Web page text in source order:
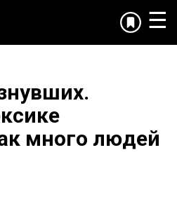
☰
много людей